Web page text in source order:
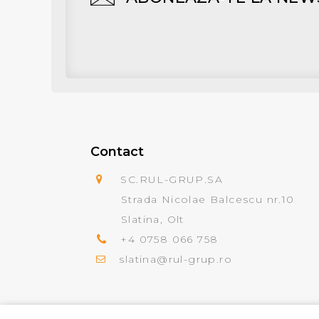
Contact
SC.RUL-GRUP.SA
Strada Nicolae Balcescu nr.10
Slatina, Olt
+4 0758 066 758
slatina@rul-grup.ro